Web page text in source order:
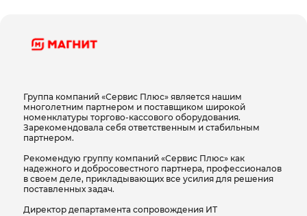
Группа компаний «Сервис Плюс» является нашим
многолетним партнером и поставщиком широкой
номенклатуры торгово-кассового оборудования.
Зарекомендовала себя ответственным и стабильным
партнером.
Рекомендую группу компаний «Сервис Плюс» как
надежного и добросовестного партнера, профессионалов
в своем деле, прикладывающих все усилия для решения
поставленных задач.
Директор департамента сопровождения ИТ